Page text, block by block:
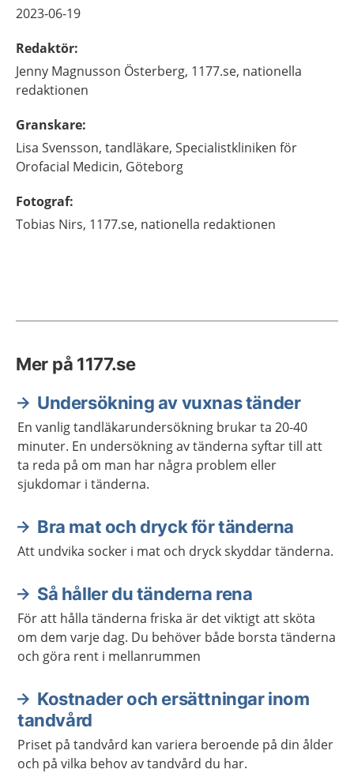
2023-06-19
Redaktör:
Jenny Magnusson Österberg, 1177.se, nationella
redaktionen
Granskare:
Lisa Svensson, tandläkare, Specialistkliniken för
Orofacial Medicin, Göteborg
Fotograf:
Tobias Nirs, 1177.se, nationella redaktionen
Mer på 1177.se
Undersökning av vuxnas tänder
En vanlig tandläkarundersökning brukar ta 20-40
minuter. En undersökning av tänderna syftar till att
ta reda på om man har några problem eller
sjukdomar i tänderna.
Bra mat och dryck för tänderna
Att undvika socker i mat och dryck skyddar tänderna.
Så håller du tänderna rena
För att hålla tänderna friska är det viktigt att sköta
om dem varje dag. Du behöver både borsta tänderna
och göra rent i mellanrummen
Kostnader och ersättningar inom
tandvård
Priset på tandvård kan variera beroende på din ålder
och på vilka behov av tandvård du har.